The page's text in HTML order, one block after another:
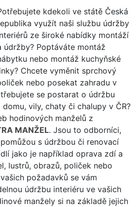
kdekoli ve státě Česká
využít naši službu údržby
ze široké nabídky montáží
údržby? Poptáváte montáž
nebo montáž kuchyňské
Chcete vyměnit sprchový
nebo posekat zahradu v
se postarat o údržbu
vily, chaty či chalupy v ČR?
hodinových manželů z
MANŽEL. Jsou to odborníci,
s údržbou či renovací
jako je například oprava zdí a
lustrů, obrazů, poliček nebo
požadavků se vám
údržbu interiéru ve vašich
manžely si na základě jejich